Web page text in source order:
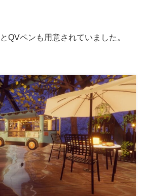
QVペンも用意されていました。